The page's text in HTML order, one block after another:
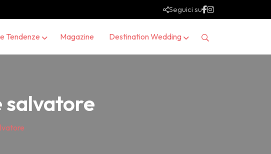
Seguici su
Tendenze Magazine Destination Wedding
salvatore